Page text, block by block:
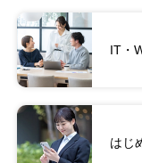
IT・
はじ